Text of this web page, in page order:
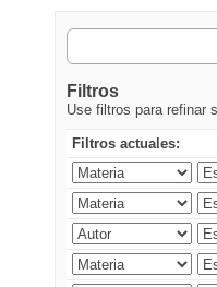
Filtros
Use filtros para refinar
Filtros actuales: